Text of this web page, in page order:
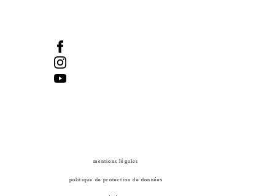
mentions légales
politique de protection de données